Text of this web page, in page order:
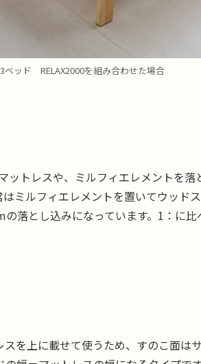
ベッド RELAX2000を組み合わせた場合
トレスや、ミルフィエレメントを落
ミルフィエレメントを置いてウッド
落とし込みになっています。1：に
を上に載せて使うため、すのこ面は